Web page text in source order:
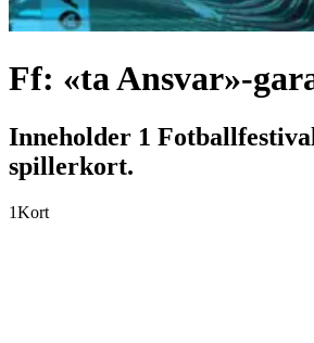
Ff: «ta Ansvar»-
Inneholder 1
spillerkort.
1Kort